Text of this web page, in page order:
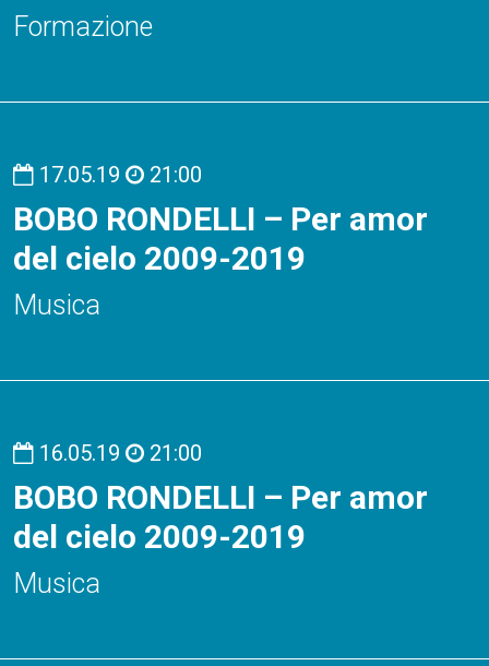
Formazione
17.05.19 21:00
BOBO RONDELLI – Per amor
del cielo 2009-2019
Musica
16.05.19 21:00
BOBO RONDELLI – Per amor
del cielo 2009-2019
Musica